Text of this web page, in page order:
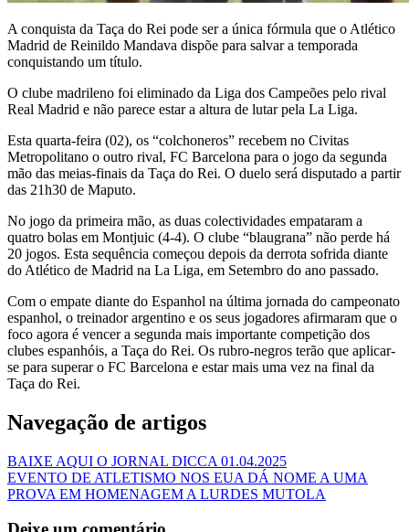
A conquista da Taça do Rei pode ser a única fórmula que o Atlético
Madrid de Reinildo Mandava dispõe para salvar a temporada
conquistando um título.
O clube madrileno foi eliminado da Liga dos Campeões pelo rival
Real Madrid e não parece estar a altura de lutar pela La Liga.
Esta quarta-feira (02), os “colchoneros” recebem no Civitas
Metropolitano o outro rival, FC Barcelona para o jogo da segunda
mão das meias-finais da Taça do Rei. O duelo será disputado a partir
das 21h30 de Maputo.
No jogo da primeira mão, as duas colectividades empataram a
quatro bolas em Montjuic (4-4). O clube “blaugrana” não perde há
20 jogos. Esta sequência começou depois da derrota sofrida diante
do Atlético de Madrid na La Liga, em Setembro do ano passado.
Com o empate diante do Espanhol na última jornada do campeonato
espanhol, o treinador argentino e os seus jogadores afirmaram que o
foco agora é vencer a segunda mais importante competição dos
clubes espanhóis, a Taça do Rei. Os rubro-negros terão que aplicar-
se para superar o FC Barcelona e estar mais uma vez na final da
Taça do Rei.
Navegação de artigos
BAIXE AQUI O JORNAL DICCA 01.04.2025
EVENTO DE ATLETISMO NOS EUA DÁ NOME A UMA
PROVA EM HOMENAGEM A LURDES MUTOLA